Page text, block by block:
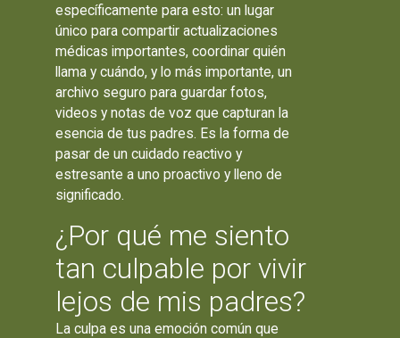
específicamente para esto: un lugar
único para compartir actualizaciones
médicas importantes, coordinar quién
llama y cuándo, y lo más importante, un
archivo seguro para guardar fotos,
videos y notas de voz que capturan la
esencia de tus padres. Es la forma de
pasar de un cuidado reactivo y
estresante a uno proactivo y lleno de
significado.
¿Por qué me siento
tan culpable por vivir
lejos de mis padres?
La culpa es una emoción común que